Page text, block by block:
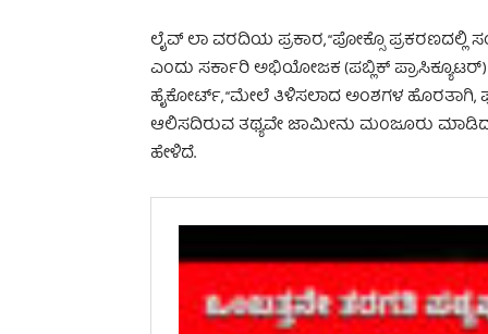
ಲೈವ್ ಲಾ ವರದಿಯ ಪ್ರಕಾರ, “ಪೋಕ್ಸೊ ಪ್ರಕರಣದಲ್ಲಿ
ಎಂದು ಸರ್ಕಾರಿ ಅಭಿಯೋಜಕ (ಪಬ್ಲಿಕ್
ಹೈಕೋರ್ಟ್, “ಮೇಲೆ ತಿಳಿಸಲಾದ ಅಂಶಗಳ ಹೊರತಾಗಿ,
ಆಲಿಸದಿರುವ ತಥ್ಯವೇ ಜಾಮೀನು ಮಂಜೂರು ಮಾಡಿದ
ಹೇಳಿದೆ.